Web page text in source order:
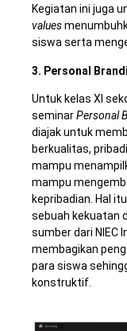
Kegiatan ini juga
values
siswa serta
3. Personal
Untuk kelas XI
seminarPersonal
diajak untuk
berkualitas,
mampu
mampu
kepribadian. Hal
sebuah kekuatan
sumber dari NIEC
membagikan
para siswa
konstruktif.